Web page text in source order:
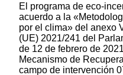
El programa de eco-inc
acuerdo a la
por el clima» del anexo
(UE) 2021/241 del
de 12 de febrero de
Mecanismo de
campo de intervención